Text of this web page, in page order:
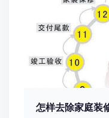
怎样去除家庭装